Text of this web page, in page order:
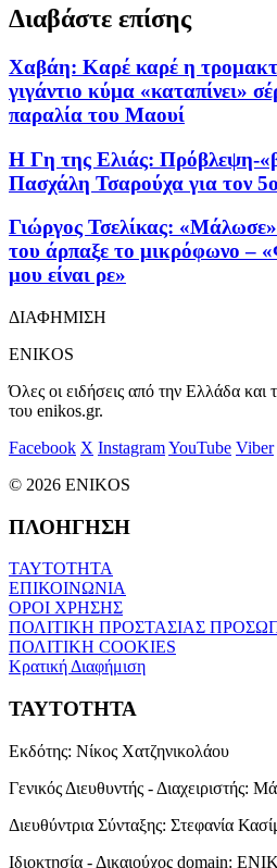
Διαβάστε επίσης
Χαβάη: Καρέ καρέ η
γιγάντιο κύμα «καταπίνει»
παραλία του Μαουί
Η Γη της Ελιάς: Πρόβλεψη-
Πασχάλη Τσαρούχα για τον
Γιώργος Τσελίκας:
του άρπαξε το μικρόφωνο –
μου είναι ρε»
ΔΙΑΦΗΜΙΣΗ
ENIKOS
Όλες οι ειδήσεις από την Ελλάδα
του enikos.gr.
Facebook X InstagramYouTube Viber
© 2026 ENIKOS
ΠΛΟΗΓΗΣΗ
ΤΑΥΤΟΤΗΤΑ
ΕΠΙΚΟΙΝΩΝΙΑ
ΟΡΟΙ ΧΡΗΣΗΣ
ΠΟΛΙΤΙΚΗ ΠΡΟΣΤΑΣΙΑΣ
ΠΟΛΙΤΙΚΗ COOKIES
Κρατική Διαφήμιση
ΤΑΥΤΟΤΗΤΑ
Εκδότης: Νίκος Χατζηνικολάου
Γενικός Διευθυντής - Διαχειριστής:
Διευθύντρια Σύνταξης: Στεφανία
Ιδιοκτησία - Δικαιούχος domain: